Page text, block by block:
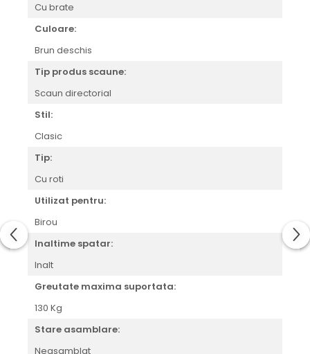
Cu brate
Culoare:
Brun deschis
Tip produs scaune:
Scaun directorial
Stil:
Clasic
Tip:
Cu roti
Utilizat pentru:
Birou
Inaltime spatar:
Inalt
Greutate maxima suportata:
130 Kg
Stare asamblare:
Neasamblat